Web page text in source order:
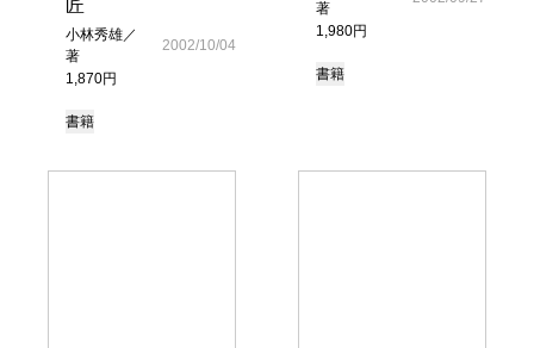
匠
小林秀雄／
著
1,870円
2002/10/04
書籍
著
1,980円
書籍